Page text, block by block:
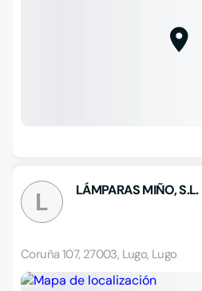
L LÁMPARAS MIÑO, S.L.
Coruña 107, 27003, Lugo, Lugo